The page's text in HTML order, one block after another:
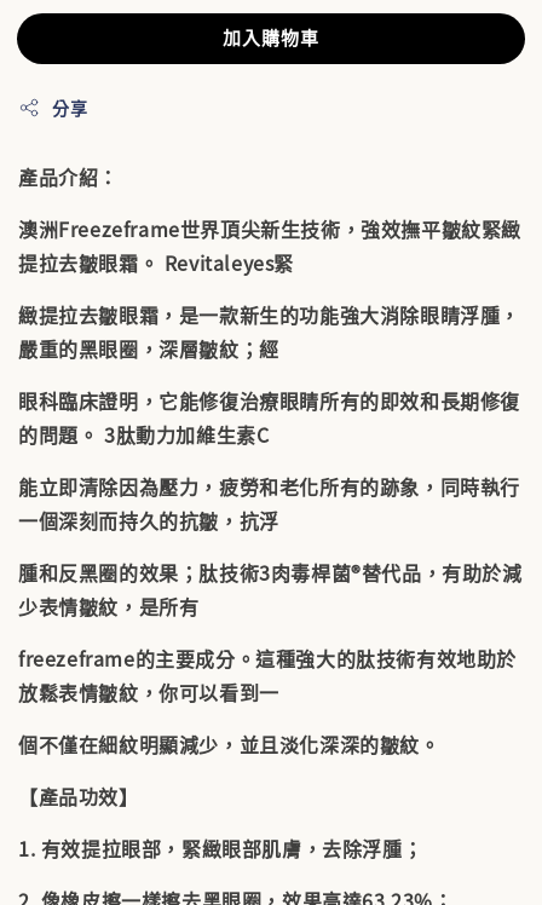
加入購物車
分享
產品介紹：
澳洲Freezeframe世界頂尖新生技術，強效撫平皺紋緊緻
提拉去皺眼霜。 Revitaleyes緊
緻提拉去皺眼霜，是一款新生的功能強大消除眼睛浮腫，
嚴重的黑眼圈，深層皺紋；經
眼科臨床證明，它能修復治療眼睛所有的即效和長期修復
的問題。 3肽動力加維生素C
能立即清除因為壓力，疲勞和老化所有的跡象，同時執行
一個深刻而持久的抗皺，抗浮
腫和反黑圈的效果；肽技術3肉毒桿菌®替代品，有助於減
少表情皺紋，是所有
freezeframe的主要成分。這種強大的肽技術有效地助於
放鬆表情皺紋，你可以看到一
個不僅在細紋明顯減少，並且淡化深深的皺紋。
【產品功效】
1. 有效提拉眼部，緊緻眼部肌膚，去除浮腫；